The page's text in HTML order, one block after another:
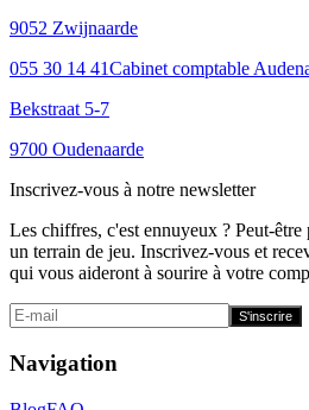
9052 Zwijnaarde
055 30 14 41Cabinet comptable
Bekstraat 5-7
9700 Oudenaarde
Inscrivez-vous à notre newsletter
Les chiffres, c'est ennuyeux ? Peut-
un terrain de jeu. Inscrivez-vous et
qui vous aideront à sourire à votre
S'inscrire
Navigation